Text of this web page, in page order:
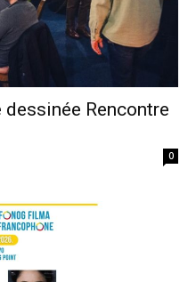
Rencontre
0